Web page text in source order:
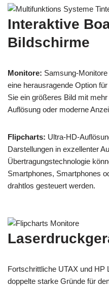
Interaktive
Bildschirme
Monitore: Samsung-
eine herausragende Option
Sie ein größeres Bild mit
Auflösung oder moderne
Flipcharts: Ultra-HD-
Darstellungen in exzellenter
Übertragungstechnologie
Smartphones, Smartphones
drahtlos gesteuert werden.
Fortschrittliche UTAX und HP
doppelte starke Gründe für